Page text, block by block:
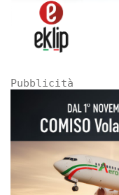
Pubblicità